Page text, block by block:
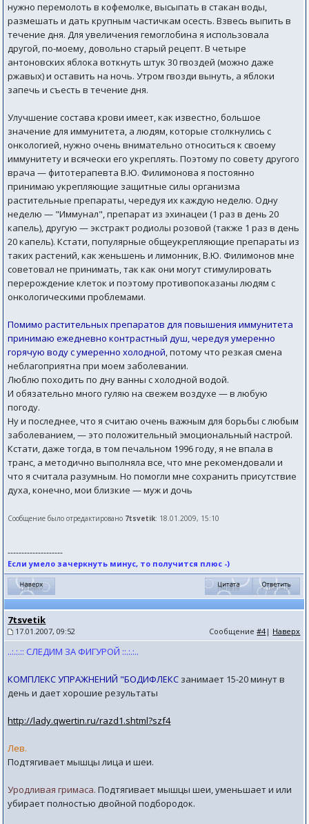
нужно перемолоть в кофемолке, высыпать в стакан воды,
размешать и дать крупным частичкам осесть. Взвесь выпить в
течение дня. Для увеличения гемоглобина я использовала
другой, по-моему, довольно старый рецепт. В четыре
антоновских яблока воткнуть штук 30 гвоздей (можно даже
ржавых) и оставить на ночь. Утром гвозди вынуть, а яблоки
запечь и съесть в течение дня.
Улучшение состава крови имеет, как известно, большое
значение для иммунитета, а людям, которые столкнулись с
онкологией, нужно очень внимательно относиться к своему
иммунитету и всячески его укреплять. Поэтому по совету другого
врача — фитотерапевта В.Ю. Филимонова я постоянно
принимаю укрепляющие защитные силы организма
растительные препараты, чередуя их каждую неделю. Одну
неделю — "Иммунал", препарат из эхинацеи (1 раз в день 20
капель), другую — экстракт родиолы розовой (также 1 раз в день
20 капель). Кстати, популярные общеукрепляющие препараты из
таких растений, как женьшень и лимонник, В.Ю. Филимонов мне
советовал не принимать, так как они могут стимулировать
перерождение клеток и поэтому противопоказаны людям с
онкологическими проблемами.
Помимо растительных препаратов для повышения иммунитета
принимаю ежедневно контрастный душ, чередуя умеренно
горячую воду с умеренно холодной, потому что резкая смена
неблагоприятна при моем заболевании.
Люблю походить по дну ванны с холодной водой.
И обязательно много гуляю на свежем воздухе — в любую
погоду.
Ну и последнее, что я считаю очень важным для борьбы с любым
заболеванием, — это положительный эмоциональный настрой.
Кстати, даже тогда, в том печальном 1996 году, я не впала в
транс, а методично выполняла все, что мне рекомендовали и
что я считала разумным. Но помогли мне сохранить присутствие
духа, конечно, мои близкие — муж и дочь
Сообщение было отредактировано 7tsvetik: 18.01.2009, 15:10
--------------------
Если умело зачеркнуть минус, то получится плюс -)
7tsvetik
17.01.2007, 09:52 Сообщение#4| Наверх
..:.:.:: СЛЕДИМ ЗА ФИГУРОЙ ::.:.:..
КОМПЛЕКС УПРАЖНЕНИЙ "БОДИФЛЕКС занимает 15-20 минут в
день и дает хорошие результаты
http://lady.qwertin.ru/razd1.shtml?szf4
Лев.
Подтягивает мышцы лица и шеи.
Уродливая гримаса.Подтягивает мышцы шеи, уменьшает и или
убирает полностью двойной подбородок.